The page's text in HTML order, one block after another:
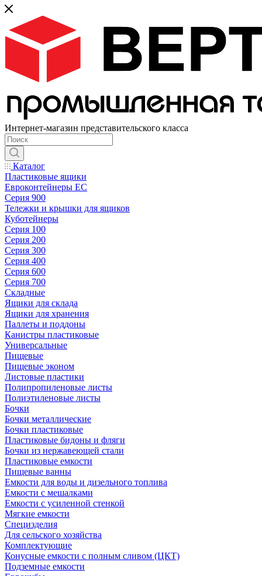
Интернет-магазин представительского класса
Каталог
Пластиковые ящики
Евроконтейнеры ЕС
Серия 900
Тележки и крышки для ящиков
Куботейнеры
Серия 100
Серия 200
Серия 300
Серия 400
Серия 600
Серия 700
Складные
Ящики для склада
Ящики для хранения
Паллеты и поддоны
Канистры пластиковые
Универсальные
Пищевые
Пищевые эконом
Листовые пластики
Полипропиленовые листы
Полиэтиленовые листы
Бочки
Бочки металлические
Бочки пластиковые
Пластиковые бидоны и фляги
Бочки из нержавеющей стали
Пластиковые емкости
Пищевые ванны
Емкости для воды и дизельного топлива
Емкости с мешалками
Емкости с усиленной стенкой
Мягкие емкости
Специзделия
Для сельского хозяйства
Комплектующие
Конусные емкости с полным сливом (ЦКТ)
Подземные емкости